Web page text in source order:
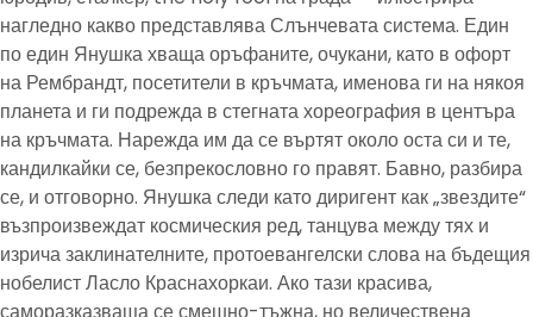
нагледно какво представлява Слънчевата система. Един
по един Янушка хваща оръфаните, очукани, като в офорт
на Рембрандт, посетители в кръчмата, именова ги на някоя
планета и ги подрежда в стегната хореография в центъра
на кръчмата. Нарежда им да се въртят около оста си и те,
кандилкайки се, безпрекословно го правят. Бавно, разбира
се, и отговорно. Янушка следи като диригент как „звездите“
възпроизвеждат космическия ред, танцува между тях и
изрича заклинателните, протоевангелски слова на бъдещия
нобелист Ласло Краснахоркаи. Ако тази красива,
саморазказваща се смешно-тъжна, но величествена